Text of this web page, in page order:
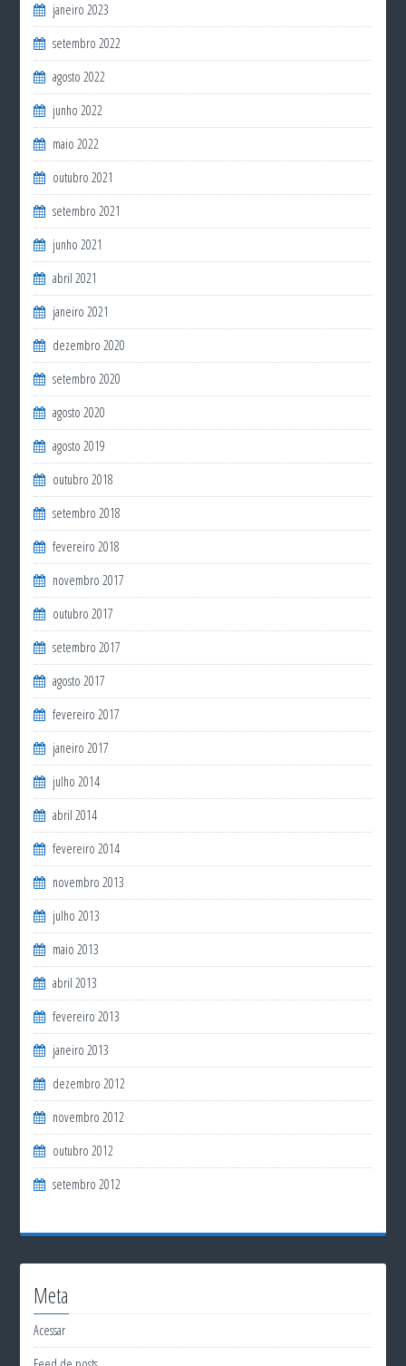
janeiro 2023
setembro 2022
agosto 2022
junho 2022
maio 2022
outubro 2021
setembro 2021
junho 2021
abril 2021
janeiro 2021
dezembro 2020
setembro 2020
agosto 2020
agosto 2019
outubro 2018
setembro 2018
fevereiro 2018
novembro 2017
outubro 2017
setembro 2017
agosto 2017
fevereiro 2017
janeiro 2017
julho 2014
abril 2014
fevereiro 2014
novembro 2013
julho 2013
maio 2013
abril 2013
fevereiro 2013
janeiro 2013
dezembro 2012
novembro 2012
outubro 2012
setembro 2012
Meta
Acessar